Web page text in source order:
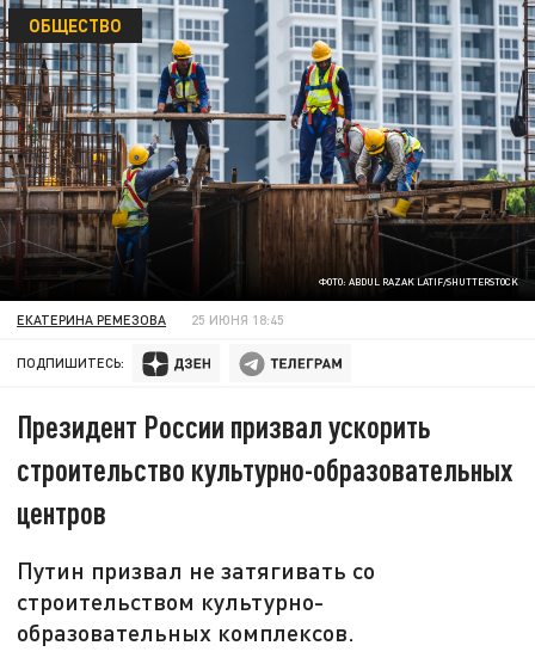
ФОТО: ABDUL RAZAK LATIF/SHUTTERSTOCK
ОБЩЕСТВО
ЕКАТЕРИНА РЕМЕЗОВА 25 ИЮНЯ 18:45
ПОДПИШИТЕСЬ:
Президент России призвал ускорить
строительство культурно-образовательных
центров
Путин призвал не затягивать со
строительством культурно-
образовательных комплексов.